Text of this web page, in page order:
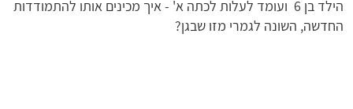
הילד בן 6 ועומד לעלות לכתה א' - איך מכינים אותו להתמודדות
החדשה, השונה לגמרי מזו שבגן?